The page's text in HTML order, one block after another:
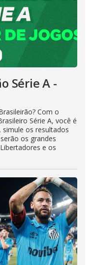
Série A -
Com o
Série A, você é
os resultados
os grandes
e os